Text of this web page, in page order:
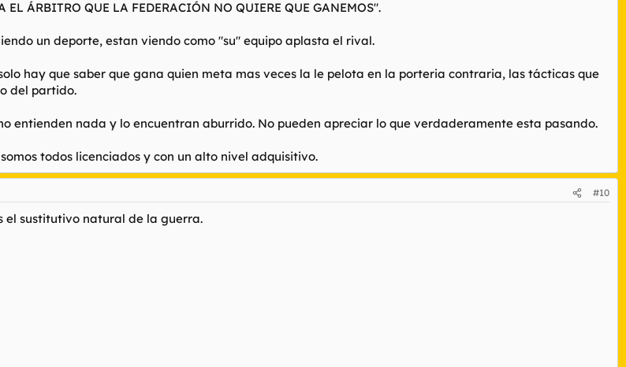
ÁRBITRO QUE LA FEDERACIÓN NO QUIERE QUE GANEMOS".
un deporte, estan viendo como "su" equipo aplasta el rival.
hay que saber que gana quien meta mas veces la le pelota en la porteria contraria, las tácticas que
del partido.
entienden nada y lo encuentran aburrido. No pueden apreciar lo que verdaderamente esta pasando.
todos licenciados y con un alto nivel adquisitivo.
#10
el sustitutivo natural de la guerra.